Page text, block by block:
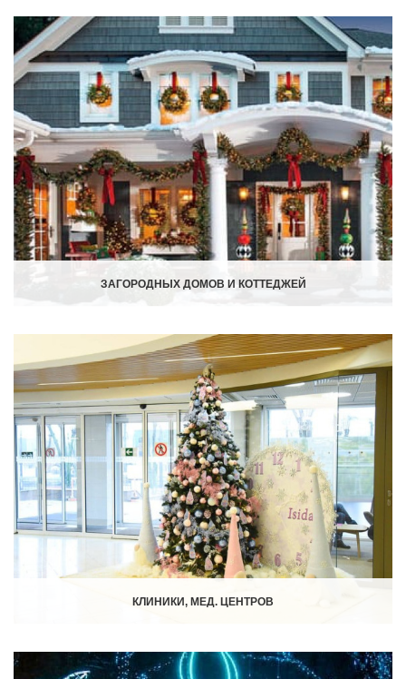
ЗАГОРОДНЫХ ДОМОВ И КОТТЕДЖЕЙ
КЛИНИКИ, МЕД. ЦЕНТРОВ